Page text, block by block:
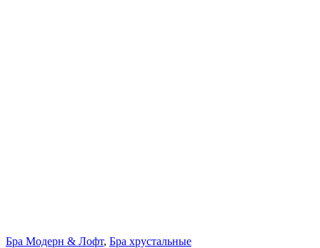
Бра Модерн & Лофт, Бра хрустальные